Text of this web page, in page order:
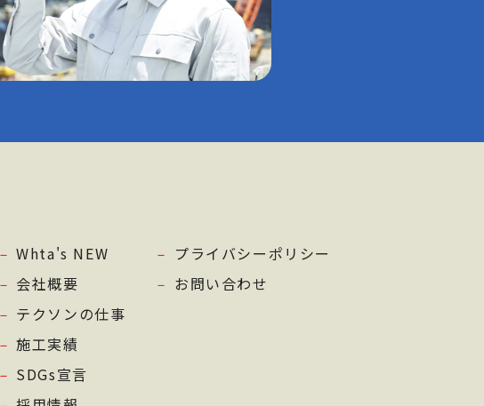
Whta's NEW
会社概要
テクソンの仕事
施工実績
SDGs宣言
プライバシーポリシー
お問い合わせ